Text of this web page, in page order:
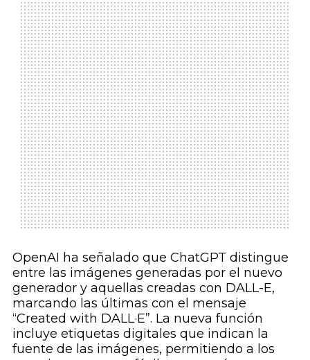
OpenAI ha señalado que ChatGPT distingue
entre las imágenes generadas por el nuevo
generador y aquellas creadas con DALL-E,
marcando las últimas con el mensaje
“Created with DALL·E”. La nueva función
incluye etiquetas digitales que indican la
fuente de las imágenes, permitiendo a los